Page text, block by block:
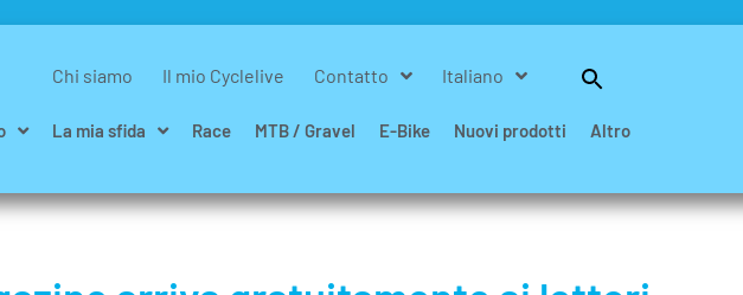
Chi siamo Il mio Cyclelive Contatto Italiano
La mia sfida Race MTB / Gravel E-Bike Nuovi prodotti Altro